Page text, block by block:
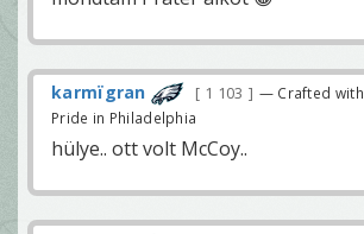
karmïgran 1 103
— Crafted with
Pride in Philadelphia
hülye.. ott volt McCoy..